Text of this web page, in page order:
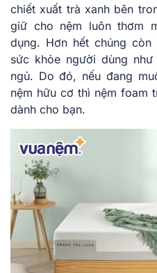
chiết xuất trà xanh bên
giữ cho nệm luôn thơm
dụng. Hơn hết chúng
sức khỏe người dùng
ngủ. Do đó, nếu đang
nệm hữu cơ thì nệm foam
dành cho bạn.